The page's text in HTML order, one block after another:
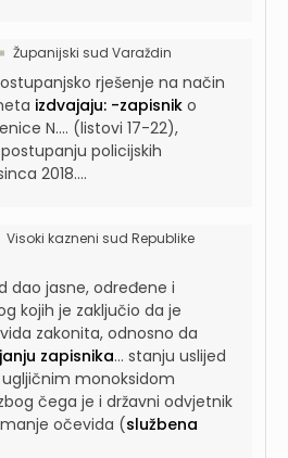
Županijski sud Varaždin
rješenje na način
izdvajaju: -zapisnik o
N.... (listovi 17-22),
policijskih
2018....
Visoki kazneni sud Republike
dao jasne, određene i
kojih je zaključio da je
zakonita, odnosno da
zapisnika... stanju uslijed
monoksidom
čega je i državni odvjetnik
očevida (službena